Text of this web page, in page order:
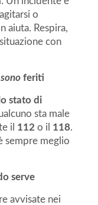
o
aiuta. Respira,
con
feriti
stato di
sta male
il 112 o il 118.
sempre meglio
serve
avvisate nei